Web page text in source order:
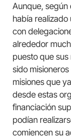
Aunque, según
había
con
alrededor
puesto que
sido
misiones que
desde estas
financiación
podían
comiencen su